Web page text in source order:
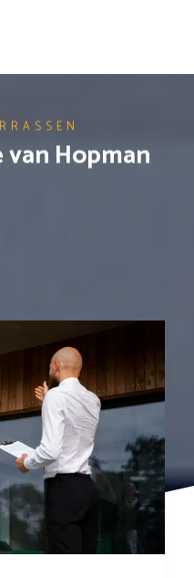
Hopman